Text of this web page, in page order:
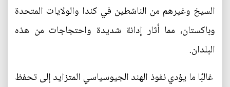
السيخ وغيرهم من الناشطين في كندا والولايات المتحدة
وباكستان، مما أثار إدانة شديدة واحتجاجات من هذه
البلدان.
غالبًا ما يؤدي نفوذ الهند الجيوسياسي المتزايد إلى تحفظ